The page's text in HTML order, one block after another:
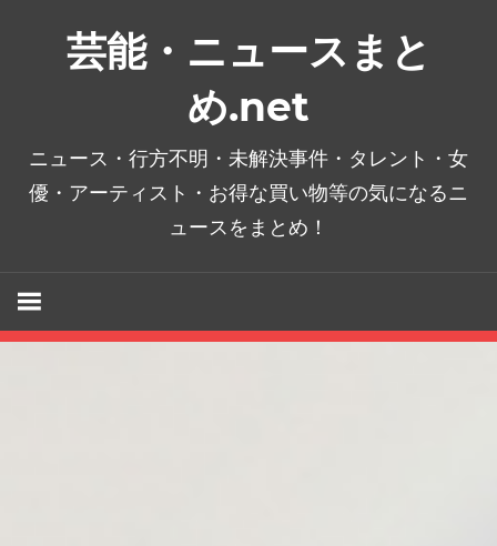
芸能・ニュースまと
め.net
ニュース・行方不明・未解決事件・タレント・女
優・アーティスト・お得な買い物等の気になるニ
ュースをまとめ！